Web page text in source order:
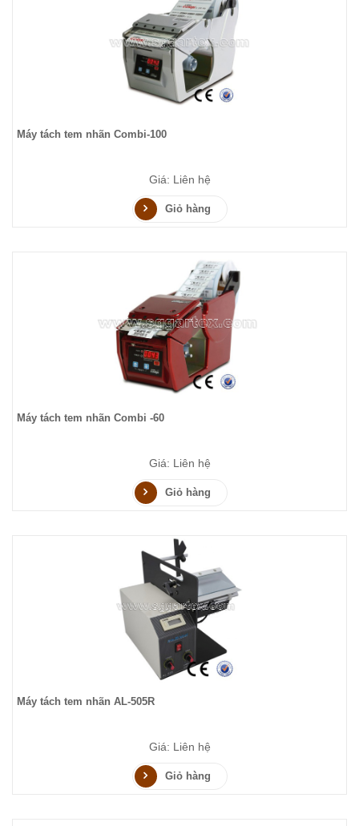
Máy tách tem nhãn Combi-100
Giá: Liên hệ
Giỏ hàng
Máy tách tem nhãn Combi -60
Giá: Liên hệ
Giỏ hàng
Máy tách tem nhãn AL-505R
Giá: Liên hệ
Giỏ hàng